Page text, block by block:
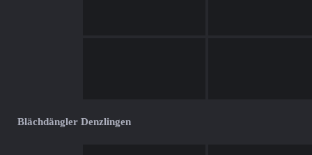
Blächdängler Denzlingen